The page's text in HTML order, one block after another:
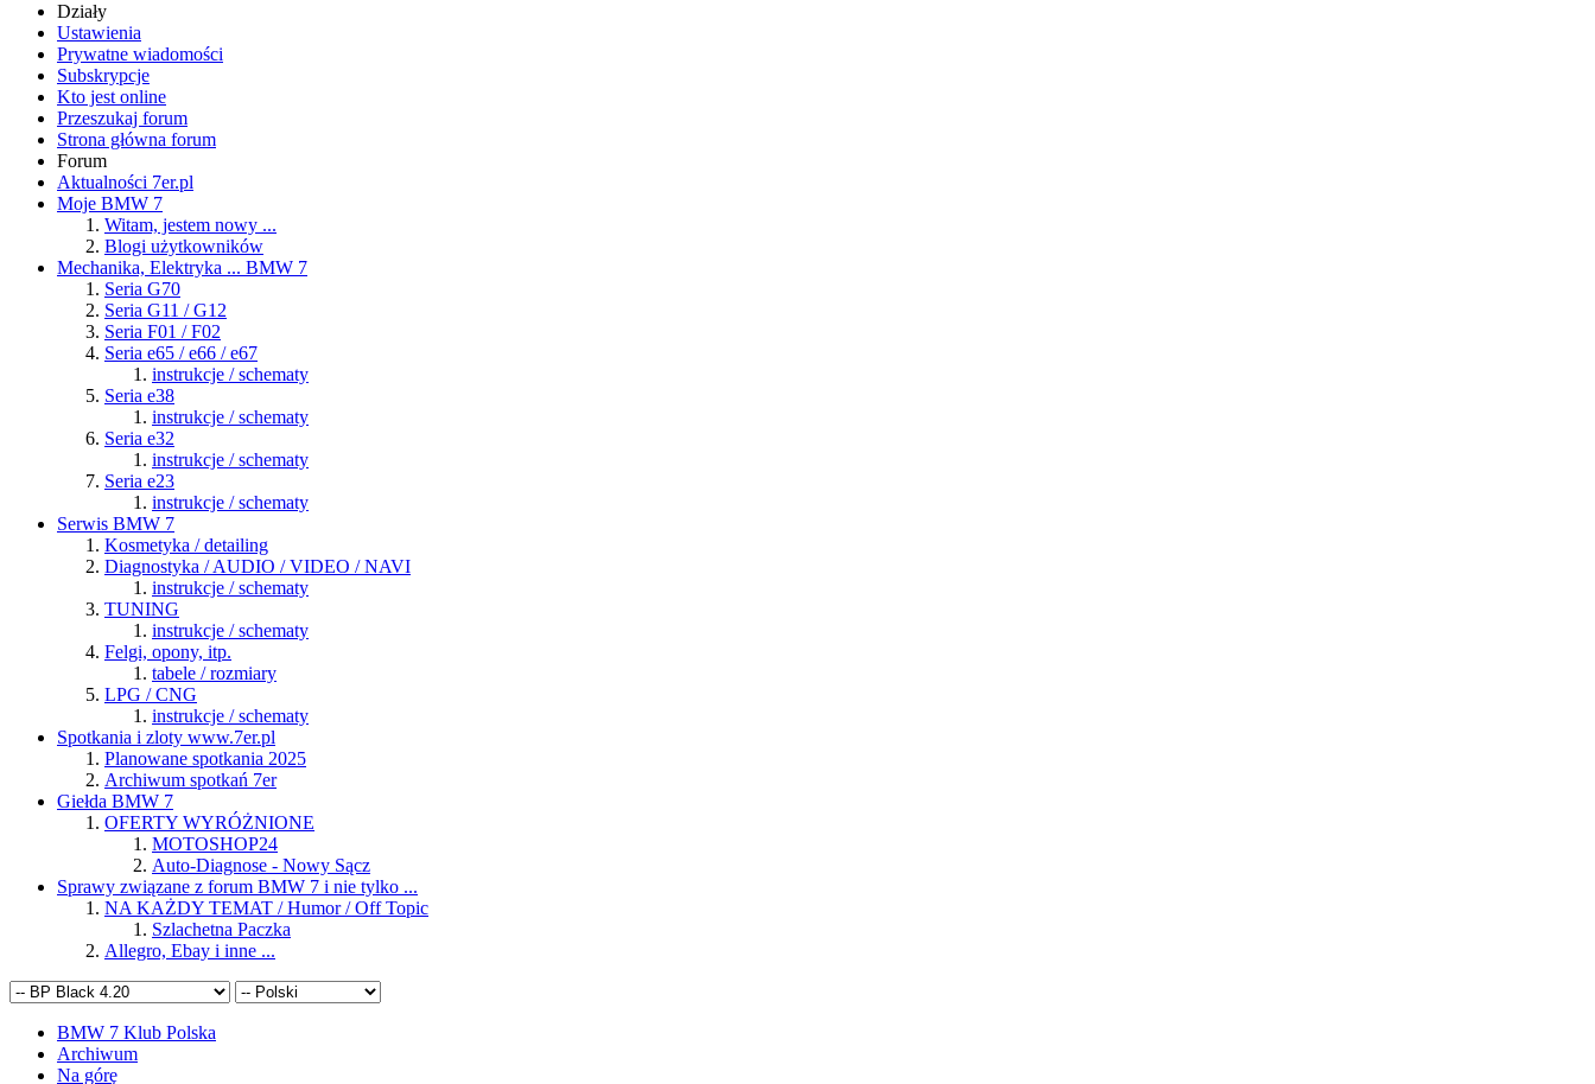
Działy
Ustawienia
Prywatne wiadomości
Subskrypcje
Kto jest online
Przeszukaj forum
Strona główna forum
Forum
Aktualności 7er.pl
Moje BMW 7
Witam, jestem nowy ...
Blogi użytkowników
Mechanika, Elektryka ... BMW 7
Seria G70
Seria G11 / G12
Seria F01 / F02
Seria e65 / e66 / e67
instrukcje / schematy
Seria e38
instrukcje / schematy
Seria e32
instrukcje / schematy
Seria e23
instrukcje / schematy
Serwis BMW 7
Kosmetyka / detailing
Diagnostyka / AUDIO / VIDEO / NAVI
instrukcje / schematy
TUNING
instrukcje / schematy
Felgi, opony, itp.
tabele / rozmiary
LPG / CNG
instrukcje / schematy
Spotkania i zloty www.7er.pl
Planowane spotkania 2025
Archiwum spotkań 7er
Giełda BMW 7
OFERTY WYRÓŻNIONE
MOTOSHOP24
Auto-Diagnose - Nowy Sącz
Sprawy związane z forum BMW 7 i nie tylko ...
NA KAŻDY TEMAT / Humor / Off Topic
Szlachetna Paczka
Allegro, Ebay i inne ...
BMW 7 Klub Polska
Archiwum
Na górę